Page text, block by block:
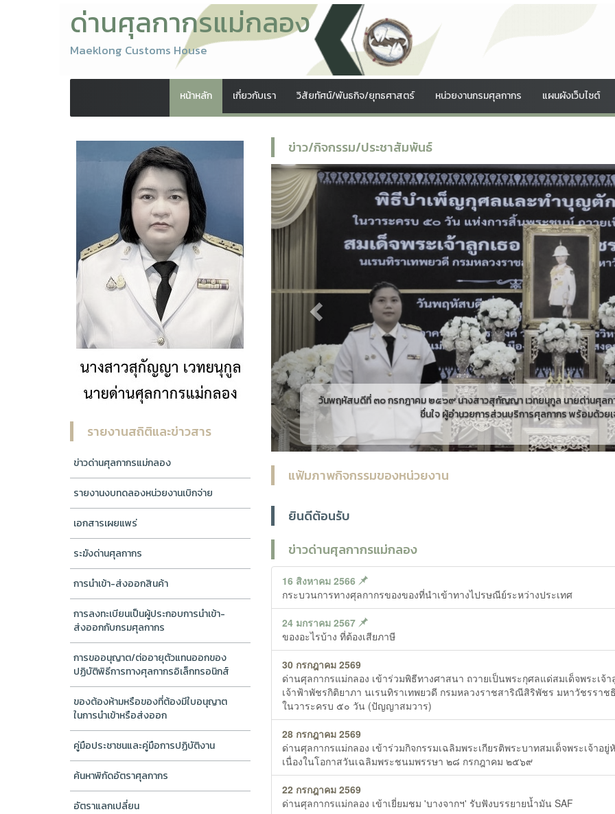
ด่านศุลกากรแม่กลอง
Maeklong Customs House
หน้าหลัก เกี่ยวกับเรา วิสัยทัศน์/พันธกิจ/ยุทธศาสตร์ หน่วยงานกรมศุลกากร แผนผังเว็บไซต์
รายงานสถิติและข่าวสาร
ข่าวด่านศุลกากรแม่กลอง
รายงานงบทดลองหน่วยงานเบิกจ่าย
เอกสารเผยแพร่
ระฆังด่านศุลกากร
การนำเข้า-ส่งออกสินค้า
การลงทะเบียนเป็นผู้ประกอบการนำเข้า-
ส่งออกกับกรมศุลกากร
การขออนุญาต/ต่ออายุตัวแทนออกของ
ปฏิบัติพิธีการทางศุลกากรอิเล็กทรอนิกส์
ของต้องห้ามหรือของที่ต้องมีใบอนุญาต
ในการนำเข้าหรือส่งออก
คู่มือประชาชนและคู่มือการปฏิบัติงาน
ค้นหาพิกัดอัตราศุลกากร
อัตราแลกเปลี่ยน
ข่าว/กิจกรรม/ประชาสัมพันธ์
วันพฤหัสบดีที่ ๓๐ กรกฎาคม ๒๕๖๙ นางสาวสุกัญญา เวทยนุกูล นายด่านศุลกากรแม่กลอง มอบหมายให้ นางสาวอโนมา อิน
ชื่นใจ ผู้อำนวยการส่วนบริการศุลกากร พร้อมด้วยเจ้าหน้าที่ในสังกัด...
Previous
แฟ้มภาพกิจกรรมของหน่วยงาน
ยินดีต้อนรับ
ข่าวด่านศุลกากรแม่กลอง
16 สิงหาคม 2566
กระบวนการทางศุลกากรของของที่นำเข้าทางไปรษณีย์ระหว่างประเทศ
24 มกราคม 2567
ของอะไรบ้าง ที่ต้องเสียภาษี
30 กรกฎาคม 2569
ด่านศุลกากรแม่กลอง เข้าร่วมพิธีทางศาสนา ถวายเป็นพระกุศลแด่สมเด็จพระเจ้า
เจ้าฟ้าพัชรกิติยาภา นเรนทิราเทพยวดี กรมหลวงราชสาริณีสิริพัชร มหาวัชรราช
ในวาระครบ ๕๐ วัน (ปัญญาสมวาร)
28 กรกฎาคม 2569
ด่านศุลกากรแม่กลอง เข้าร่วมกิจกรรมเฉลิมพระเกียรติพระบาทสมเด็จพระเจ้าอยู่
เนื่องในโอกาสวันเฉลิมพระชนมพรรษา ๒๘ กรกฎาคม ๒๕๖๙
22 กรกฎาคม 2569
ด่านศุลกากรแม่กลอง เข้าเยี่ยมชม 'บางจากฯ' รับฟังบรรยายน้ำมัน SAF